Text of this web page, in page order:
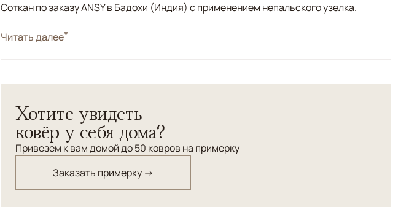
Соткан по заказу ANSY в Бадохи (Индия) с применением непальского узелка.
СтильДизайнерские
придаст интерьеру свежесть и современное звучание.
Читать далее
Хотите увидеть
ковёр у себя дома?
Привезем к вам домой до 50 ковров на примерку
Заказать примерку →